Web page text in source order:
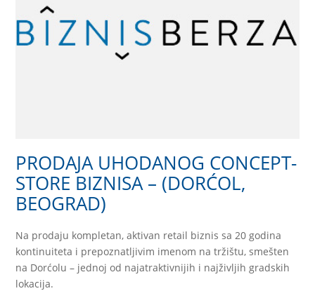
PRODAJA UHODANOG CONCEPT-
STORE BIZNISA – (DORĆOL,
BEOGRAD)
Na prodaju kompletan, aktivan retail biznis sa 20 godina
kontinuiteta i prepoznatljivim imenom na tržištu, smešten
na Dorćolu – jednoj od najatraktivnijih i najživljih gradskih
lokacija.